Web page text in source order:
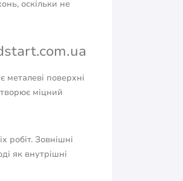
оскільки не
металеві поверхні
міцний
робіт. Зовнішні
як внутрішні